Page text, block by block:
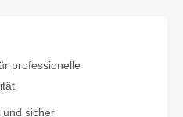
professionelle
und sicher